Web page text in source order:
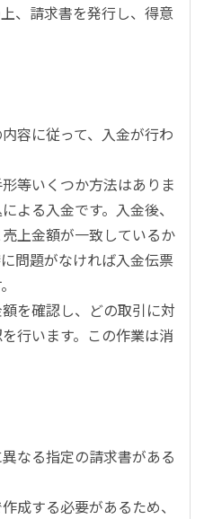
、請求書を発行し、得意
容に従って、入金が行わ
等いくつか方法はありま
よる入金です。入金後、
上金額が一致しているか
問題がなければ入金伝票
を確認し、どの取引に対
行います。この作業は消
なる指定の請求書がある
成する必要があるため、